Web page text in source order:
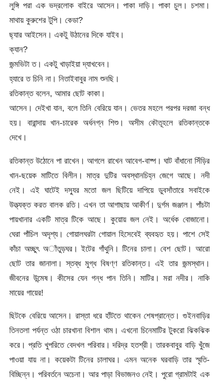
লুঙ্গি পরা এক ভদ্রলোক বাইরে আসেন। পাকা দাড়ি। পাকা চুল। চশমা।
মাথায় কুরুশের টুপি। কেডা?
ছ্যার আইসেন। একটু উঠানের দিকে যাইব।
ক্যান?
জন্মভিটা ত। একটু খাড়াইয়া দ্যাখবেন।
হ্যারে ত চিনি না। নিতাইবাবুর নাম শুনছি।
রতিকান্ত বলেন, আমার ছোট কাকা।
আসেন। দেইখা যান, বলে তিনি বেরিয়ে যান। ভেতর মহলে পরপর দরজা বন্ধ
হয়। বারান্দায় খান-চারেক অর্ধনগ্ন শিশু। অসীম কৌতূহলে রতিকান্তকে
দেখে।
রতিকান্ত উঠোনে পা রাখেন। আগলে রাখেন আবেগ-বাষ্প। ঘাট বাঁধানো সিঁড়ির
খান-ছয়েক মাটিতে বিলীন। মাত্র দুটির অবস্থানচিহ্ন জেগে আছে। নদী
নেই। এই ঘাটেই দস্যুর মতো জল ছিটিয়ে দাপিয়ে ডুবসাঁতারে সবাইকে
উত্ত্যক্ত করত বালক রতি। এখন তা আগাছায় আকীর্ণ। দুর্গম জঞ্জাল। পাঁচটা
পায়খানার একটি মাত্র টিকে আছে। কুয়োয় জল নেই। অর্ধেক বোজানো।
ঘেরা পাঁচিল অদৃশ্য। গোয়ালঘরটা গোয়াল হিসেবেই ব্যবহৃত হয়। পাশে সেই
কাঁচা অচ্ছুৎ অাঁতুড়ঘর। ইটের গাঁথুনি। টিনের চালা। বেশ ছোট। আরো
ছোট তার জানালা। স্তব্ধ মুগ্ধ বিষণ্ণ রতিকান্ত। এই তার জন্মস্থান।
জীবনের উন্মেষ। কীসের যেন গন্ধ পান তিনি। মাটির। মরা নদীর। নাকি
মায়ের গায়ের!
ছিটকে বেরিয়ে আসেন। রাস্তা ধরে হাঁটতে থাকেন শেষপ্রান্তে। গুইনবাড়ির
তিনতলা পর্যন্ত ওঠা চারখানা বিশাল থাম। এখনো চিনেমাটির টুকরো ঝিকঝিক
করে। প্রতি খুপরিতে বেদখল পরিবার। দরিদ্র হতশ্রী। তারকবাবুর বাড়ি খুঁজে
পাওয়া যায় না। কয়েকটা টিনের চালাঘর। এমন অনেক ঘরবাড়ি তার স্মৃতি-
বিচ্ছিন্ন। পরিবর্তনে অচেনা। আর পাড়া বিভাজনও নেই। পুরো গ্রামটাই এক